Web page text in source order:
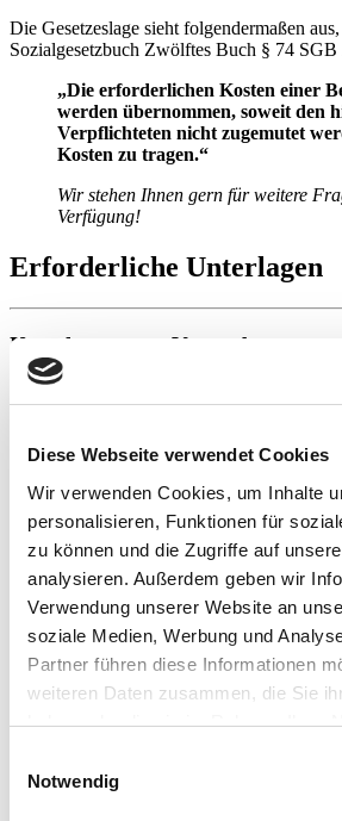
Diese Webseite verwendet Cookies
Wir verwenden Cookies, um Inhalte
personalisieren, Funktionen für
zu können und die Zugriffe auf
analysieren. Außerdem geben wir
Verwendung unserer Website an
soziale Medien, Werbung und
Partner führen diese Informationen
weiteren Daten zusammen, die Sie
haben oder die sie im Rahmen Ihrer
Notwendig
Die Gesetzeslage sieht folgendermaßen
Sozialgesetzbuch Zwölftes Buch § 74
„Die erforderlichen Kosten einer
werden übernommen, soweit den
Verpflichteten nicht zugemutet
Kosten zu tragen.“
Wir stehen Ihnen gern für weitere
Verfügung!
Erforderliche Unterlagen
Unterlagen zum Verstorbenen
etwaige Schadenersatzansprüche
Unterlagen des
gültige Personaldokumente,
Einkommens- und
Mietvertrag
Nachweis über die Kosten der
Nachweis über besondere
Kontoauszüge aller Konten
Antrag auf Übernahme von
Bestattungskosten